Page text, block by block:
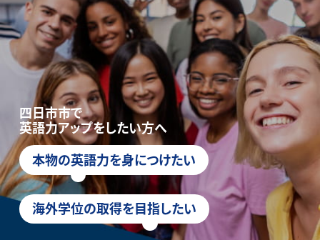
四日市市で
英語力アップをしたい方へ
本物の英語力を身につけたい
海外学位の取得を目指したい